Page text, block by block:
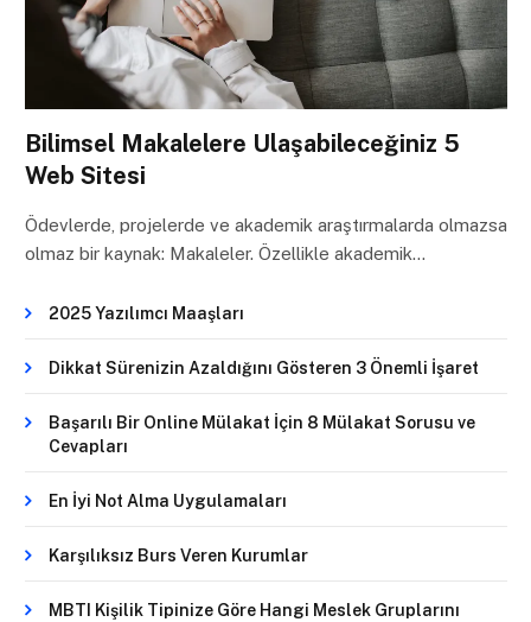
Bilimsel Makalelere Ulaşabileceğiniz 5
Web Sitesi
Ödevlerde, projelerde ve akademik araştırmalarda olmazsa
olmaz bir kaynak: Makaleler. Özellikle akademik…
2025 Yazılımcı Maaşları
Dikkat Sürenizin Azaldığını Gösteren 3 Önemli İşaret
Başarılı Bir Online Mülakat İçin 8 Mülakat Sorusu ve
Cevapları
En İyi Not Alma Uygulamaları
Karşılıksız Burs Veren Kurumlar
MBTI Kişilik Tipinize Göre Hangi Meslek Gruplarını